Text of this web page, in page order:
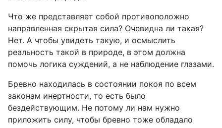
Что же представляет собой противоположно
направленная ​​скрытая сила? Очевидна ли такая?
Нет. А чтобы увидеть такую, и осмыслить
реальность такой в ​​природе, в этом должна
помочь логика суждений, а не наблюдение глазами.
Бревно находилась в состоянии покоя по всем
законам инертности, то есть было
бездействующим. Не потому ли нам нужно
приложить силу, чтобы бревно тоже обладало